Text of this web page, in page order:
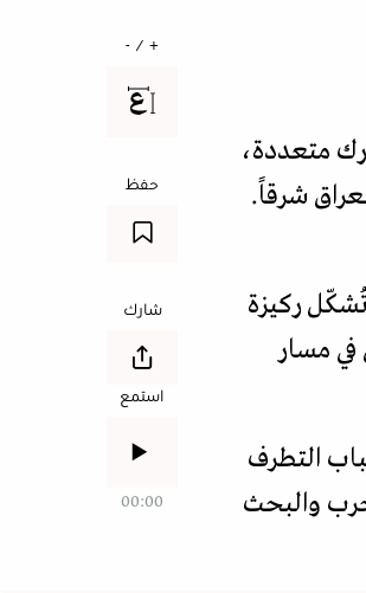
متعددة،
شرقاً.
تُشكّل ركيزة
في مسار
التطرف
والبحث
+ / -
حفظ
شارك
استمع
00:00